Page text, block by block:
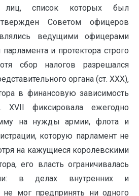
список которых был
Советом офицеров
ведущими офицерами
и протектора строго
сбор налогов разрешался
органа (ст. ХХХ),
в финансовую зависимость
ХVII фиксировала ежегодно
на нужды армии, флота и
которую парламент не
на кажущиеся королевскими
его власть ограничивалась
в делах внутренних и
мог предпринять ни одного